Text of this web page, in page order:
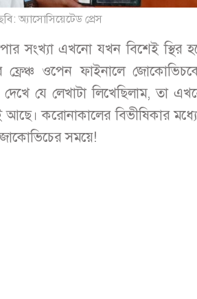
অ্যাসোসিয়েটেড প্রেস
সংখ্যা এখনো যখন বিশেই স্থির
ওপেন ফাইনালে
দেখে যে লেখাটা লিখেছিলাম, তা
আছে। করোনাকালের বিভীষিকার
সময়ে!